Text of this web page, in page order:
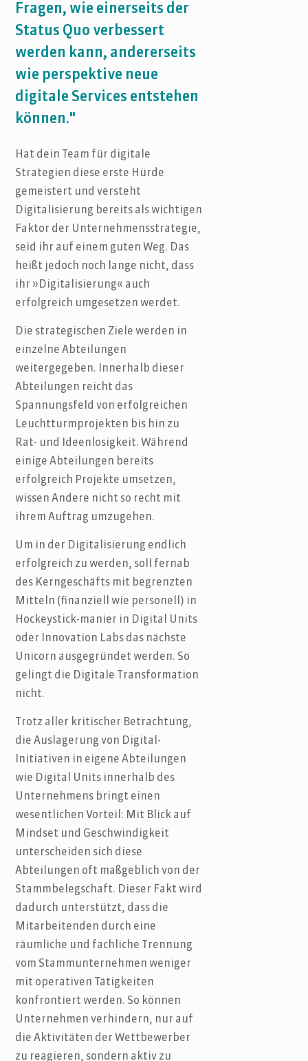
Fragen, wie einerseits der
Status Quo verbessert
werden kann, andererseits
wie perspektive neue
digitale Services entstehen
können."
Hat dein Team für digitale
Strategien diese erste Hürde
gemeistert und versteht
Digitalisierung bereits als wichtigen
Faktor der Unternehmensstrategie,
seid ihr auf einem guten Weg. Das
heißt jedoch noch lange nicht, dass
ihr »Digitalisierung« auch
erfolgreich umgesetzen werdet.
Die strategischen Ziele werden in
einzelne Abteilungen
weitergegeben. Innerhalb dieser
Abteilungen reicht das
Spannungsfeld von erfolgreichen
Leuchtturmprojekten bis hin zu
Rat- und Ideenlosigkeit. Während
einige Abteilungen bereits
erfolgreich Projekte umsetzen,
wissen Andere nicht so recht mit
ihrem Auftrag umzugehen.
Um in der Digitalisierung endlich
erfolgreich zu werden, soll fernab
des Kerngeschäfts mit begrenzten
Mitteln (finanziell wie personell) in
Hockeystick-manier in Digital Units
oder Innovation Labs das nächste
Unicorn ausgegründet werden. So
gelingt die Digitale Transformation
nicht.
Trotz aller kritischer Betrachtung,
die Auslagerung von Digital-
Initiativen in eigene Abteilungen
wie Digital Units innerhalb des
Unternehmens bringt einen
wesentlichen Vorteil: Mit Blick auf
Mindset und Geschwindigkeit
unterscheiden sich diese
Abteilungen oft maßgeblich von der
Stammbelegschaft. Dieser Fakt wird
dadurch unterstützt, dass die
Mitarbeitenden durch eine
räumliche und fachliche Trennung
vom Stammunternehmen weniger
mit operativen Tätigkeiten
konfrontiert werden. So können
Unternehmen verhindern, nur auf
die Aktivitäten der Wettbewerber
zu reagieren, sondern aktiv zu